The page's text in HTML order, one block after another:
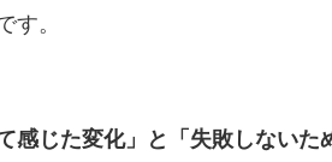
。
感じた変化」と「失敗しないた